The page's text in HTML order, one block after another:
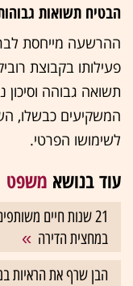
הבטיח תשואות
פעילותו בקבוצת
תשואה גבוהה
המשקיעים כבשלו,
לשימושו הפרטי.
עוד בנושא משפט
21 שנות חיים
במחצית הדירה